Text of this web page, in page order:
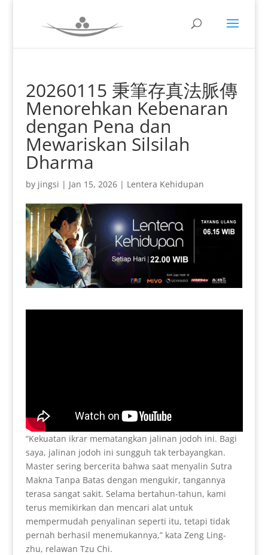
20260115 秉筆存真法脈傳
Menorehkan Kebenaran
dengan Pena dan
Mewariskan Silsilah
Dharma
by jingsi | Jan 15, 2026| Lentera Kehidupan
“Kekuatan ikrar mematangkan jalinan jodoh ini. Bagi
saya, jalinan jodoh ini sungguh tak terbayangkan.
Master sering bercerita bahwa saat menyalin Sutra
Makna Tanpa Batas dengan mengukir, tangannya
terasa sangat sakit. Selama bertahun-tahun, kami
terus memikirkan dan mencari alat untuk
mempermudah penyalinan seperti itu, tetapi tidak
pernah berhasil menemukannya,” kata Zeng Ling-
zhu, relawan Tzu Chi.